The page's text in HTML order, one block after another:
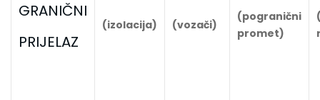
GRANIČNI
PRIJELAZ
(izolacija) (vozači)
(pogranični
promet)